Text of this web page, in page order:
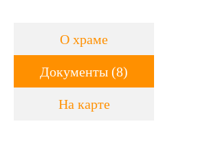
О храме
Документы (8)
На карте